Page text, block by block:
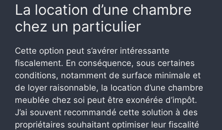
La location d’une chambre
chez un particulier
Cette option peut s’avérer intéressante
fiscalement. En conséquence, sous certaines
conditions, notamment de surface minimale et
de loyer raisonnable, la location d’une chambre
meublée chez soi peut être exonérée d’impôt.
J’ai souvent recommandé cette solution à des
propriétaires souhaitant optimiser leur fiscalité